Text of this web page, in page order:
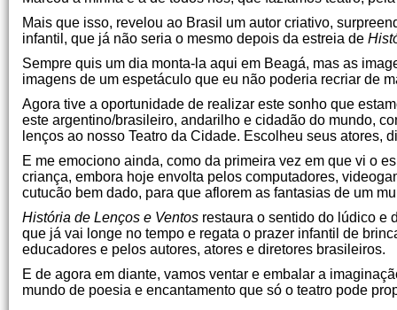
Mais que isso, revelou ao Brasil um autor criativo,
infantil, que já não seria o mesmo depois da estreia de
Sempre quis um dia monta-la aqui em Beagá, mas as
imagens de um espetáculo que eu não poderia recriar de
Agora tive a oportunidade de realizar este sonho que
este argentino/brasileiro, andarilho e cidadão do mundo,
lenços ao nosso Teatro da Cidade. Escolheu seus atores,
E me emociono ainda, como da primeira vez em que vi o
criança, embora hoje envolta pelos computadores,
cutucão bem dado, para que aflorem as fantasias de um
História de Lenços e Ventos restaura o sentido do lúdico e
que já vai longe no tempo e regata o prazer infantil de
educadores e pelos autores, atores e diretores brasileiros.
E de agora em diante, vamos ventar e embalar a
mundo de poesia e encantamento que só o teatro pode